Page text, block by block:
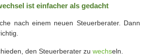
ist einfacher als gedacht
nach einem neuen Steuerberater. Dann
den Steuerberater zu wechseln.